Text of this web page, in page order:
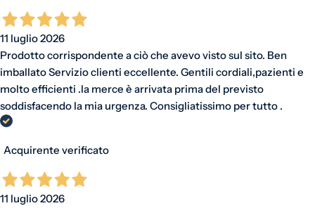
11 luglio 2026
Prodotto corrispondente a ciò che avevo visto sul sito. Ben
imballato Servizio clienti eccellente. Gentili cordiali,pazienti e
molto efficienti .la merce è arrivata prima del previsto
soddisfacendo la mia urgenza. Consigliatissimo per tutto .
Acquirente verificato
11 luglio 2026